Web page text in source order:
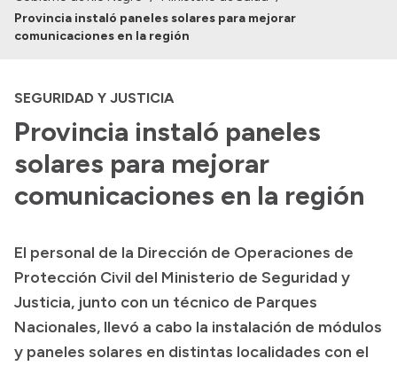
Institucional
Autoridades
Consejos locales
Transparencia
Boletín Oficial
Compras y licitaciones
Consulta de expedientes
Consulta de pago a proveedores
Provincia instaló paneles solares para mejorar
comunicaciones en la región
SEGURIDAD Y JUSTICIA
Provincia instaló paneles
solares para mejorar
comunicaciones en la región
El personal de la Dirección de Operaciones de
Protección Civil del Ministerio de Seguridad y
Justicia, junto con un técnico de Parques
Nacionales, llevó a cabo la instalación de módulos
y paneles solares en distintas localidades con el